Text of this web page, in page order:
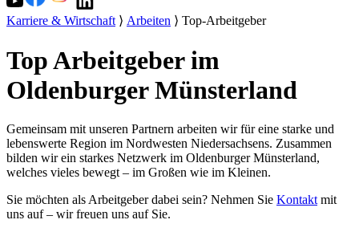
Karriere & Wirtschaft⟩ Arbeiten ⟩ Top-Arbeitgeber
Top Arbeitgeber im
Oldenburger Münsterland
Gemeinsam mit unseren Partnern arbeiten wir für eine starke und
lebenswerte Region im Nordwesten Niedersachsens. Zusammen
bilden wir ein starkes Netzwerk im Oldenburger Münsterland,
welches vieles bewegt – im Großen wie im Kleinen.
Sie möchten als Arbeitgeber dabei sein? Nehmen Sie Kontakt mit
uns auf – wir freuen uns auf Sie.